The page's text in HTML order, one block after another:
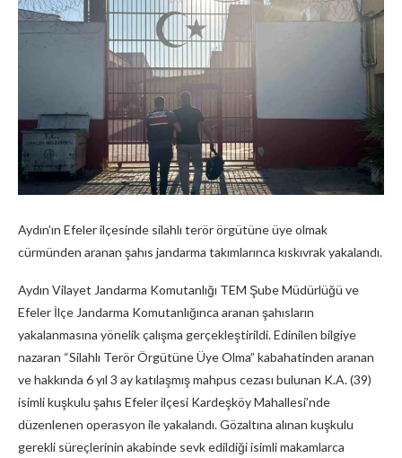
Aydın’ın Efeler ilçesinde silahlı terör örgütüne üye olmak
cürmünden aranan şahıs jandarma takımlarınca kıskıvrak yakalandı.
Aydın Vilayet Jandarma Komutanlığı TEM Şube Müdürlüğü ve
Efeler İlçe Jandarma Komutanlığınca aranan şahısların
yakalanmasına yönelik çalışma gerçekleştirildi. Edinilen bilgiye
nazaran “Silahlı Terör Örgütüne Üye Olma” kabahatinden aranan
ve hakkında 6 yıl 3 ay katılaşmış mahpus cezası bulunan K.A. (39)
isimli kuşkulu şahıs Efeler ilçesi Kardeşköy Mahallesi’nde
düzenlenen operasyon ile yakalandı. Gözaltına alınan kuşkulu
gerekli süreçlerinin akabinde sevk edildiği isimli makamlarca